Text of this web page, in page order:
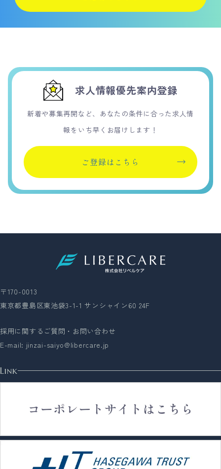
求人情報優先案内登録
新着や募集再開など、あなたの条件に合った求人情
報をいち早くお届けします！
ご登録はこちら
〒170-0013
東京都豊島区東池袋3-1-1 サンシャイン60 24F
採用に関するご質問・お問い合わせ
E-mail: jinzai-saiyo@libercare.jp
Link